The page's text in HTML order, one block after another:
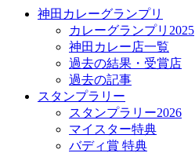
神田カレーグランプリ
カレーグランプリ2025
神田カレー店一覧
過去の結果・受賞店
過去の記事
スタンプラリー
スタンプラリー2026
マイスター特典
バディ賞 特典